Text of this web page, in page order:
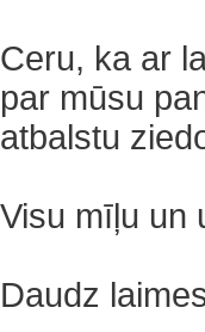
Ceru, ka ar
par mūsu
atbalstu
Visu mīļu un
Daudz